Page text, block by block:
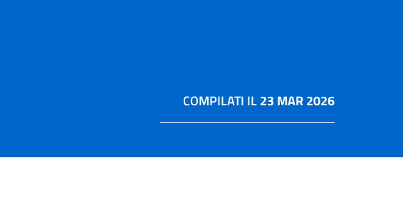
COMPILATI IL23 MAR 2026